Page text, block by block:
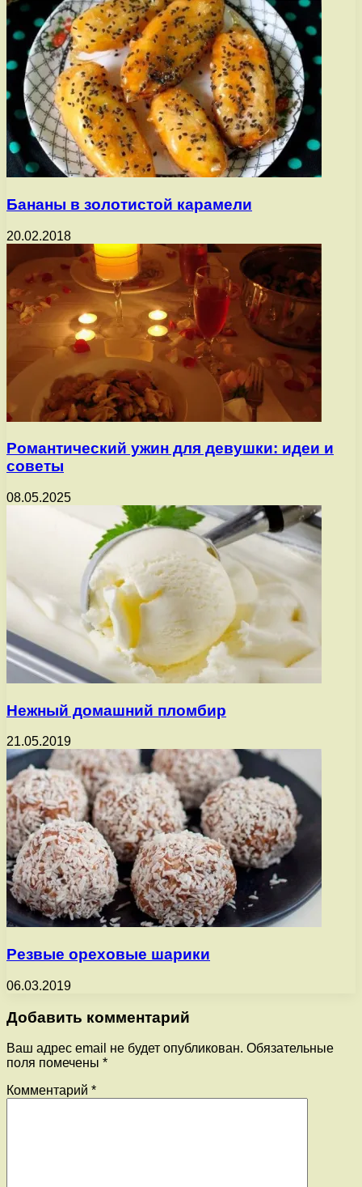
Бананы в золотистой карамели
20.02.2018
Романтический ужин для девушки: идеи и
советы
08.05.2025
Нежный домашний пломбир
21.05.2019
Резвые ореховые шарики
06.03.2019
Добавить комментарий
Ваш адрес email не будет опубликован. Обязательные
поля помечены *
Комментарий *